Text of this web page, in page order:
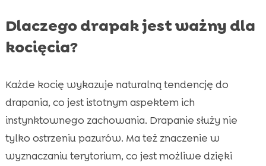
Dlaczego drapak jest ważny dla
kocięcia?
Każde kocię wykazuje naturalną tendencję do
drapania, co jest istotnym aspektem ich
instynktownego zachowania. Drapanie służy nie
tylko ostrzeniu pazurów. Ma też znaczenie w
wyznaczaniu terytorium, co jest możliwe dzięki